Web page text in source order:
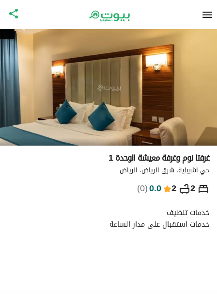
غرفتا نوم وغرفة معيشة الوحدة 1
حي اشبيلية، شرق الرياض، الرياض
2
2
0.0
(
0
) ⃁
690ليلة
التفاصيل
خدمات تنظيف
خدمات استقبال على مدار الساعة